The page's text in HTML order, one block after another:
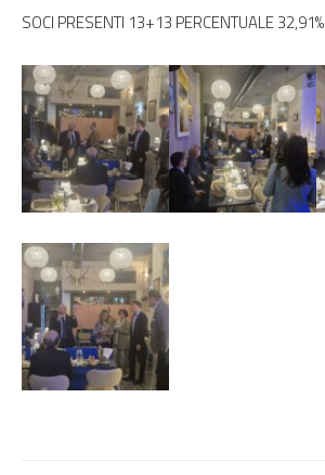
SOCI PRESENTI 13+13 PERCENTUALE 32,91%